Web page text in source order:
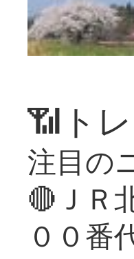
📶ト
注目の
🔴ＪＲ
００番